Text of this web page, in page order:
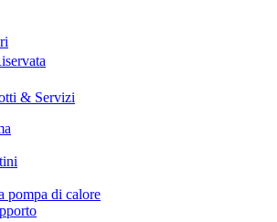
& Servizi
pompa di calore